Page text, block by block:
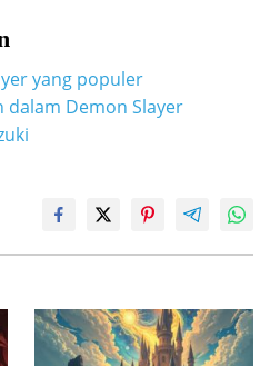
yang populer
Demon Slayer